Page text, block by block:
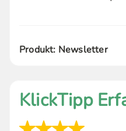
Produkt: Newsletter
KlickTipp